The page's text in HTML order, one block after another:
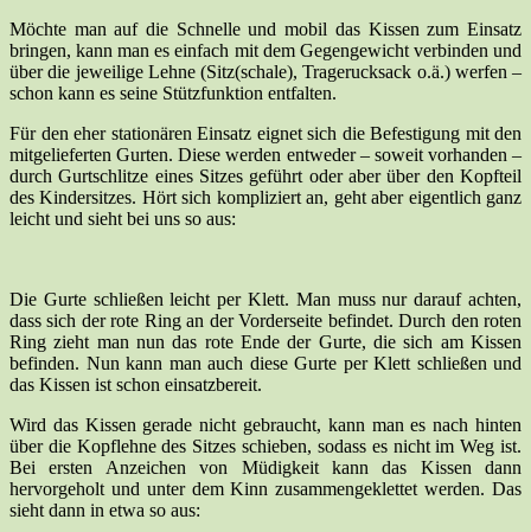
Möchte man auf die Schnelle und mobil das Kissen zum Einsatz
bringen, kann man es einfach mit dem Gegengewicht verbinden und
über die jeweilige Lehne (Sitz(schale), Tragerucksack o.ä.) werfen –
schon kann es seine Stützfunktion entfalten.
Für den eher stationären Einsatz eignet sich die Befestigung mit den
mitgelieferten Gurten. Diese werden entweder – soweit vorhanden –
durch Gurtschlitze eines Sitzes geführt oder aber über den Kopfteil
des Kindersitzes. Hört sich kompliziert an, geht aber eigentlich ganz
leicht und sieht bei uns so aus:
Die Gurte schließen leicht per Klett. Man muss nur darauf achten,
dass sich der rote Ring an der Vorderseite befindet. Durch den roten
Ring zieht man nun das rote Ende der Gurte, die sich am Kissen
befinden. Nun kann man auch diese Gurte per Klett schließen und
das Kissen ist schon einsatzbereit.
Wird das Kissen gerade nicht gebraucht, kann man es nach hinten
über die Kopflehne des Sitzes schieben, sodass es nicht im Weg ist.
Bei ersten Anzeichen von Müdigkeit kann das Kissen dann
hervorgeholt und unter dem Kinn zusammengeklettet werden. Das
sieht dann in etwa so aus: